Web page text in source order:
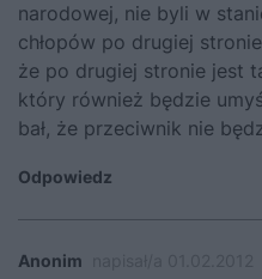
narodowej, nie byli w
chłopów po drugiej
że po drugiej stronie jest
który również będzie
bał, że przeciwnik nie
Odpowiedz
Anonim